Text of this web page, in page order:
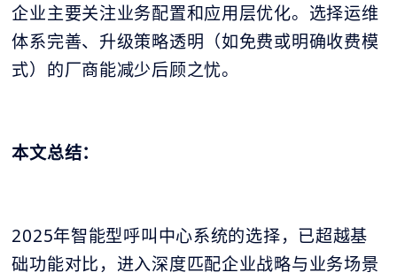
企业主要关注业务配置和应用层优化。选择运维
体系完善、升级策略透明（如免费或明确收费模
式）的厂商能减少后顾之忧。
本文总结：
2025年智能型呼叫中心系统的选择，已超越基
础功能对比，进入深度匹配企业战略与业务场景